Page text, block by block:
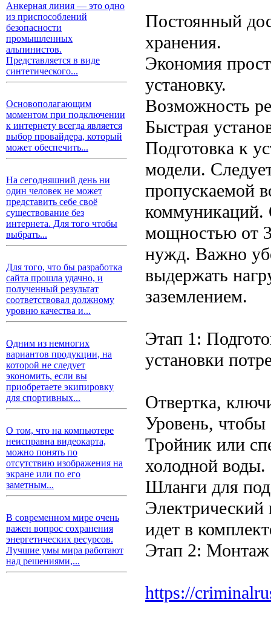
Анкерная линия — это одно
из приспособлений
безопасности
промышленных
альпинистов.
Представляется в виде
синтетического...
Основополагающим
моментом при подключении
к интернету всегда является
выбор провайдера, который
может обеспечить...
На сегодняшний день ни
один человек не может
представить себе своё
существование без
интернета. Для того чтобы
выбрать...
Для того, что бы разработка
сайта прошла удачно, и
полученный результат
соответствовал должному
уровню качества и...
Одним из немногих
вариантов продукции, на
которой не следует
экономить, если вы
приобретаете экипировку
для спортивных...
О том, что на компьютере
неисправна видеокарта,
можно понять по
отсутствию изображения на
экране или по его
заметным...
В современном мире очень
важен вопрос сохранения
энергетических ресурсов.
Лучшие умы мира работают
над решениями,...
Постоянный
хранения.
Экономия
установку.
Возможность
Быстрая
Подготовка к
модели.
пропускаемой
коммуникаций.
мощностью от
нужд. Важно
выдержать
заземлением.
Этап 1:
установки
Отвертка,
Уровень, чтобы
Тройник или
холодной воды.
Шланги для
Электрический
идет в
Этап 2: Монтаж
https://